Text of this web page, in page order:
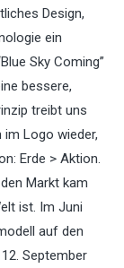
Design,
ein
Sky Coming”
bessere,
treibt uns
Logo wieder,
Erde > Aktion.
Markt kam
ist. Im Juni
auf den
September